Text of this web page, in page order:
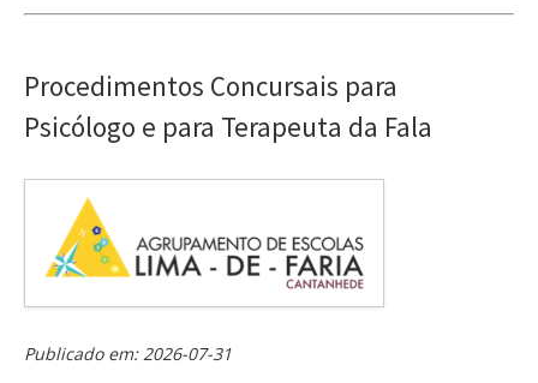
Procedimentos Concursais para
Psicólogo e para Terapeuta da Fala
Publicado em: 2026-07-31